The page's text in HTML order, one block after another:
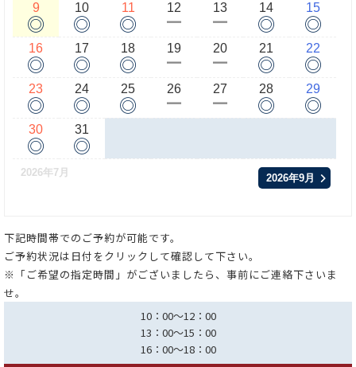
9
◎
10
◎
11
◎
12
ー
13
ー
14
◎
15
◎
16
◎
17
◎
18
◎
19
ー
20
ー
21
◎
22
◎
23
◎
24
◎
25
◎
26
ー
27
ー
28
◎
29
◎
30
◎
31
◎
2026年7月 2026年9月
下記時間帯でのご予約が可能です。
ご予約状況は日付をクリックして確認して下さい。
※「ご希望の指定時間」がございましたら、事前にご連絡下さいま
せ。
10：00～12：00
13：00～15：00
16：00～18：00